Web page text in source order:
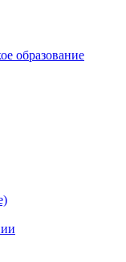
образование